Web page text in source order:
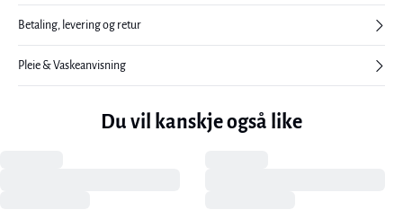
Betaling, levering og retur
Pleie & Vaskeanvisning
Du vil kanskje også like